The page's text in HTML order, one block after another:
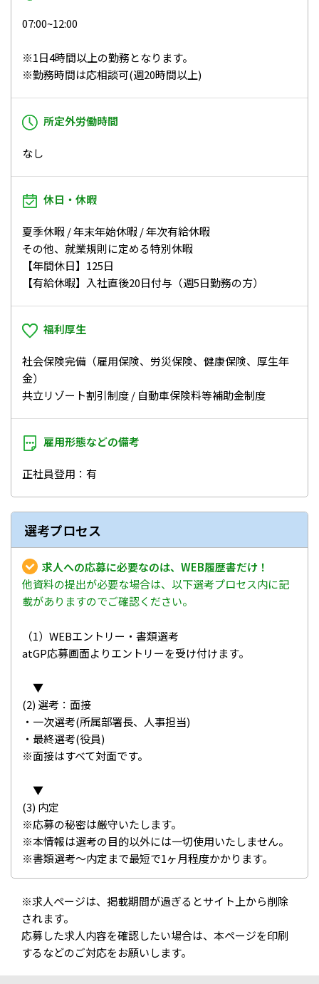
07:00~12:00
※1日4時間以上の勤務となります。
※勤務時間は応相談可(週20時間以上)
所定外労働時間
なし
休日・休暇
夏季休暇 / 年末年始休暇 / 年次有給休暇
その他、就業規則に定める特別休暇
【年間休日】125日
【有給休暇】入社直後20日付与（週5日勤務の方）
福利厚生
社会保険完備（雇用保険、労災保険、健康保険、厚生年
金）
共立リゾート割引制度 / 自動車保険料等補助金制度
雇用形態などの備考
正社員登用：有
選考プロセス
求人への応募に必要なのは、WEB履歴書だけ！
他資料の提出が必要な場合は、以下選考プロセス内に記
載がありますのでご確認ください。
（1）WEBエントリー・書類選考
atGP応募画面よりエントリーを受け付けます。
▼
(2) 選考：面接
・一次選考(所属部署長、人事担当)
・最終選考(役員)
※面接はすべて対面です。
▼
(3) 内定
※応募の秘密は厳守いたします。
※本情報は選考の目的以外には一切使用いたしません。
※書類選考～内定まで最短で1ヶ月程度かかります。
※求人ページは、掲載期間が過ぎるとサイト上から削除
されます。
応募した求人内容を確認したい場合は、本ページを印刷
するなどのご対応をお願いします。